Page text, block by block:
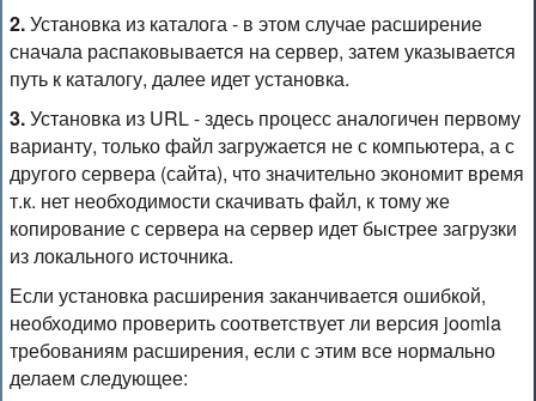
2.Установка из каталога - в этом случае расширение
сначала распаковывается на сервер, затем указывается
путь к каталогу, далее идет установка.
3.Установка из URL - здесь процесс аналогичен первому
варианту, только файл загружается не с компьютера, а с
другого сервера (сайта), что значительно экономит время
т.к. нет необходимости скачивать файл, к тому же
копирование с сервера на сервер идет быстрее загрузки
из локального источника.
Если установка расширения заканчивается ошибкой,
необходимо проверить соответствует ли версия joomla
требованиям расширения, если с этим все нормально
делаем следующее: